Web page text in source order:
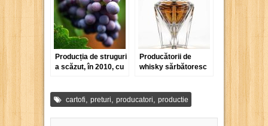
Producția de struguri
a scăzut, în 2010, cu
Producătorii de
whisky sărbătoresc
cartofi
preturi producatori productie